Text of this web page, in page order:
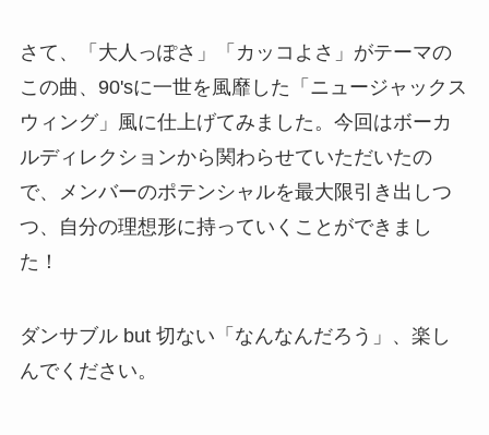
さて、「大人っぽさ」「カッコよさ」がテーマの
この曲、90'sに一世を風靡した「ニュージャックス
ウィング」風に仕上げてみました。今回はボーカ
ルディレクションから関わらせていただいたの
で、メンバーのポテンシャルを最大限引き出しつ
つ、自分の理想形に持っていくことができまし
た！
ダンサブル but 切ない「なんなんだろう」、楽し
んでください。